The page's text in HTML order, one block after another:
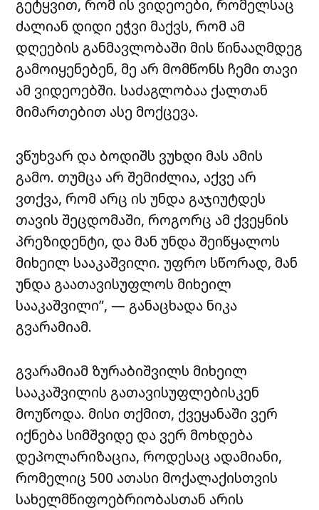
გეტყვით, რომ ის ვიდეოები, რომელსაც
ძალიან დიდი ეჭვი მაქვს, რომ ამ
დღეების განმავლობაში მის წინააღმდეგ
გამოიყენებენ, მე არ მომწონს ჩემი თავი
ამ ვიდეოებში. საძაგლობაა ქალთან
მიმართებით ასე მოქცევა.
ვწუხვარ და ბოდიშს ვუხდი მას ამის
გამო. თუმცა არ შემიძლია, აქვე არ
ვთქვა, რომ არც ის უნდა გაჯიუტდეს
თავის შეცდომაში, როგორც ამ ქვეყნის
პრეზიდენტი, და მან უნდა შეიწყალოს
მიხეილ სააკაშვილი. უფრო სწორად, მან
უნდა გაათავისუფლოს მიხეილ
სააკაშვილი”, — განაცხადა ნიკა
გვარამიამ.
გვარამიამ ზურაბიშვილს მიხეილ
სააკაშვილის გათავისუფლებისკენ
მოუწოდა. მისი თქმით, ქვეყანაში ვერ
იქნება სიმშვიდე და ვერ მოხდება
დეპოლარიზაცია, როდესაც ადამიანი,
რომელიც 500 ათასი მოქალაქისთვის
სახელმწიფოებრიობასთან არის